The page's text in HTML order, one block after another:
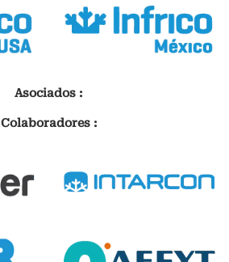
Asociados :
Colaboradores :